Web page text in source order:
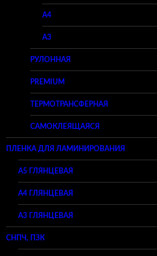
A4
A3
РУЛОННАЯ
PREMIUM
ТЕРМОТРАНСФЕРНАЯ
САМОКЛЕЯЩАЯСЯ
ПЛЕНКА ДЛЯ ЛАМИНИРОВАНИЯ
A5 ГЛЯНЦЕВАЯ
А4 ГЛЯНЦЕВАЯ
A3 ГЛЯНЦЕВАЯ
СНПЧ, ПЗК